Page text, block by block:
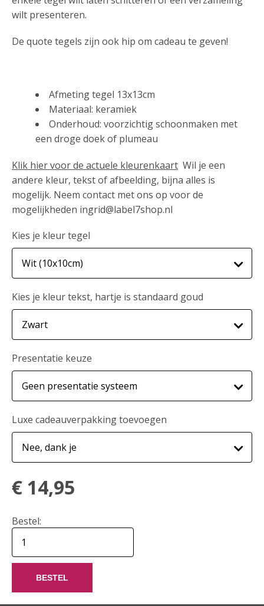
wilt presenteren.
De quote tegels zijn ook hip om cadeau te geven!
Afmeting tegel 13x13cm
Materiaal: keramiek
Onderhoud: voorzichtig schoonmaken met
een droge doek of plumeau
Klik hier voor de actuele kleurenkaart Wil je een
andere kleur, tekst of afbeelding, bijna alles is
mogelijk. Neem contact met ons op voor de
mogelijkheden ingrid@label7shop.nl
Kies je kleur tegel
Kies je kleur tekst, hartje is standaard goud
Presentatie keuze
Luxe cadeauverpakking toevoegen
€ 14,95
Bestel:
BESTEL